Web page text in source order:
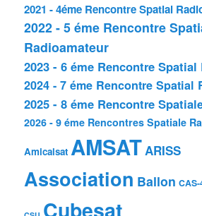
2021 - 4éme Rencontre Spatial
2022 - 5 éme Rencontre
Radioamateur
2023 - 6 éme Rencontre
2024 - 7 éme Rencontre Spatial
2025 - 8 éme Rencontre
2026 - 9 éme Rencontres Spatiale
Amicalsat AMSAT ARISS
Association Ballon
Cubesat